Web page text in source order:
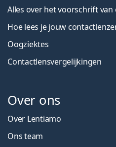
Alles over het voorschrift van
Hoe lees je jouw
Oogziektes
Contactlensvergelijkingen
Over ons
Over Lentiamo
Ons team